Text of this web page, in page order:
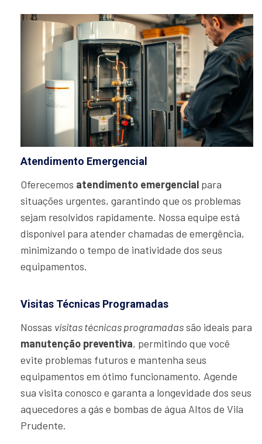
Atendimento Emergencial
Oferecemos atendimento emergencial para
situações urgentes, garantindo que os problemas
sejam resolvidos rapidamente. Nossa equipe está
disponível para atender chamadas de emergência,
minimizando o tempo de inatividade dos seus
equipamentos.
Visitas Técnicas Programadas
Nossas visitas técnicas programadassão ideais para
manutenção preventiva, permitindo que você
evite problemas futuros e mantenha seus
equipamentos em ótimo funcionamento. Agende
sua visita conosco e garanta a longevidade dos seus
aquecedores a gás e bombas de água Altos de Vila
Prudente.